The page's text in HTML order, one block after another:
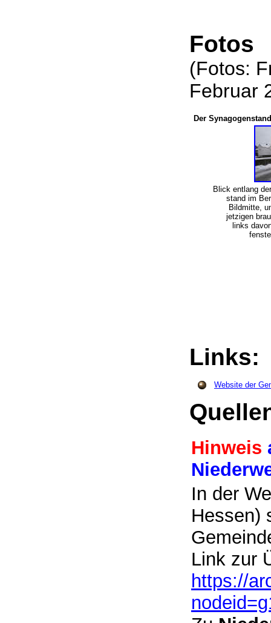
Fotos
(Fotos:
Februar
Der
Blick entlang
stand im
Bildmitte,
jetzigen
links
Website der
Hinweis
In der
Hessen)
Link zur
https://